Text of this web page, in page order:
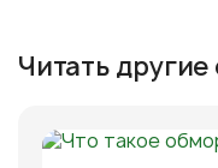
Читать другие